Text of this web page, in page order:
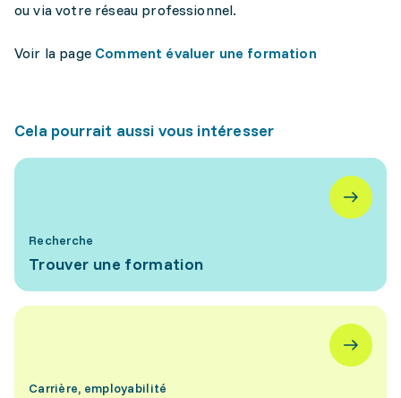
ou via votre réseau professionnel.
Voir la page Comment évaluer une formation
Cela pourrait aussi vous intéresser
Recherche
Trouver une formation
Carrière, employabilité